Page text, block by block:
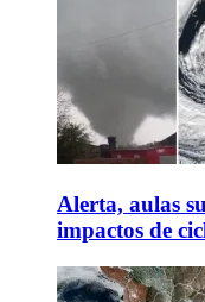
Alerta, aulas
impactos de